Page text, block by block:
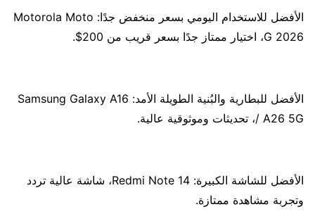
الأفضل للاستخدام اليومي بسعر منخفض جدًا: Motorola Moto
G 2026، اختيار ممتاز جدًا بسعر قريب من 200$.
الأفضل للبطارية والبُنية الطويلة الأمد: Samsung Galaxy A16
/ A26 5G، تحديثات وموثوقية عالية.
الأفضل للشاشة الكبيرة: Redmi Note 14، شاشة عالية تردد
وتجربة مشاهدة ممتازة.